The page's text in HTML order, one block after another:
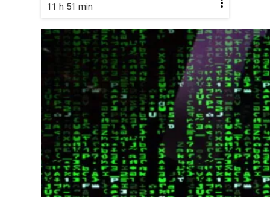
11 h 51 min